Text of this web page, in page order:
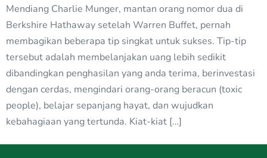
Mendiang Charlie Munger, mantan orang nomor dua di
Berkshire Hathaway setelah Warren Buffet, pernah
membagikan beberapa tip singkat untuk sukses. Tip-tip
tersebut adalah membelanjakan uang lebih sedikit
dibandingkan penghasilan yang anda terima, berinvestasi
dengan cerdas, mengindari orang-orang beracun (toxic
people), belajar sepanjang hayat, dan wujudkan
kebahagiaan yang tertunda. Kiat-kiat […]